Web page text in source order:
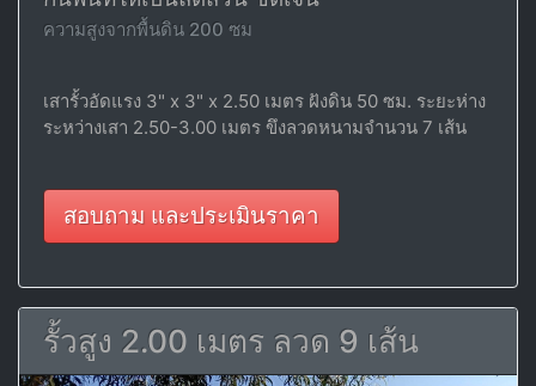
ความสูงจากพื้นดิน 200 ซม
เสารั้วอัดแรง 3" x 3" x 2.50 เมตร ฝังดิน 50 ซม. ระยะห่าง
ระหว่างเสา 2.50-3.00 เมตร ขึงลวดหนามจำนวน 7 เส้น
สอบถาม และประเมินราคา
รั้วสูง 2.00 เมตร ลวด 9 เส้น